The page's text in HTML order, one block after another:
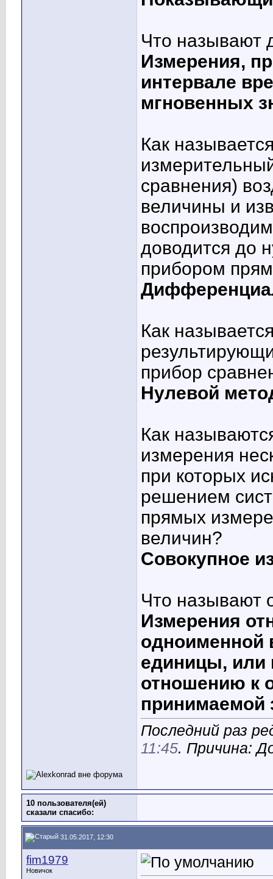
Что называют
Измерения,
интервале
мгновенных
Как
сравнения)
величины и
доводится до
прибором
Как
прибор
Нулевой
Как
измерения
при которых
решением
прямых
величин?
Совокупное
Что называют
Измерения
одноименной
единицы, или
отношению к
принимаемой
Последний раз
11:45. Причина:
10 пользователя(ей)
сказали cпасибо:
31.05.2017, 12:30
fim1979
Новичок